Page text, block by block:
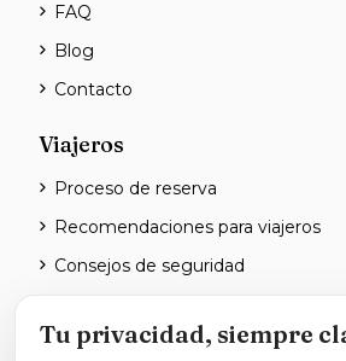
Tu privacidad, siempre
FAQ
Blog
Contacto
Viajeros
Proceso de reserva
Recomendaciones para viajeros
Consejos de seguridad
Anfitriones